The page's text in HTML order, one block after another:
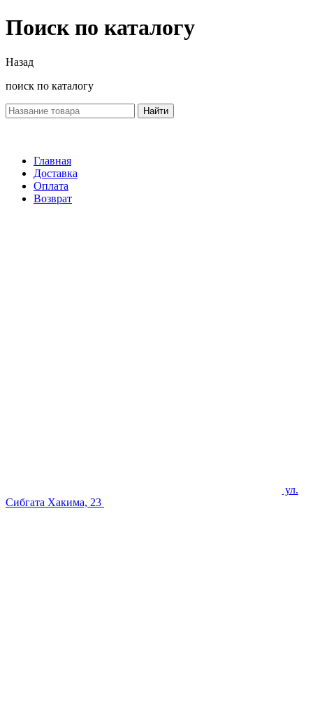
Поиск по каталогу
Назад
поиск по каталогу
Найти
Главная
Доставка
Оплата
Возврат
ул.
Сибгата Хакима, 23